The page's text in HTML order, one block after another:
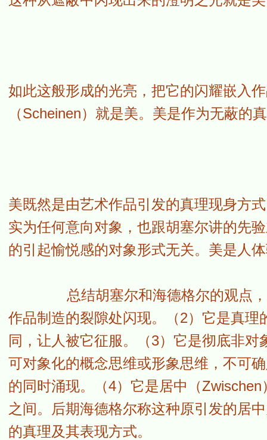
如此这般形成的光亮，把它的闪耀嵌入
（Scheinen）就是美。美是作为无蔽的
美既然是由艺术作品引发的真理现身方
实为任何意向对象，也跟胡塞尔讲的先
的引起愉悦感的对象形式无关。美是人
总结胡塞尔和海德格尔的观点，可
作品制造的裂隙处闪现。（2）它是真
同，让人被它征服。（3）它是彻底非
可对象化的概念思维或形象思维，不可
的同时涌现。（4）它是居中（
之间。后期海德格尔称这种原引发的居
的真理及其表现方式。